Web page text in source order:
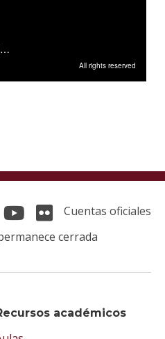
académicos
Cuentas oficiales
cerrada